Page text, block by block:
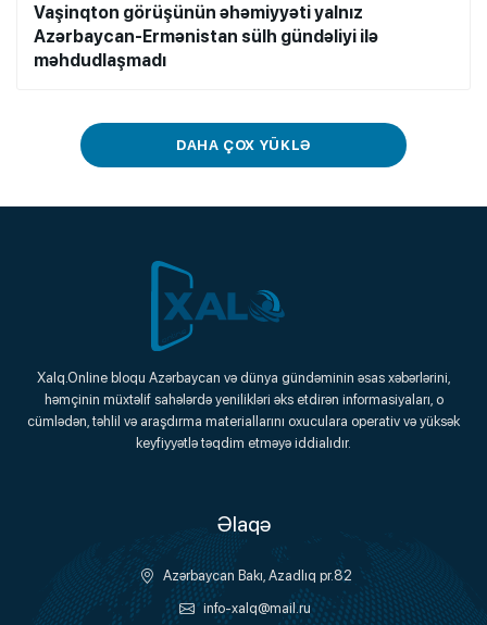
Vaşinqton görüşünün əhəmiyyəti yalnız
Azərbaycan-Ermənistan sülh gündəliyi ilə
məhdudlaşmadı
DAHA ÇOX YÜKLƏ
Xalq.Online
Onlayn Platforma
Xalq.Online bloqu Azərbaycan və dünya gündəminin əsas xəbərlərini,
həmçinin müxtəlif sahələrdə yenilikləri əks etdirən informasiyaları, o
cümlədən, təhlil və araşdırma materiallarını oxuculara operativ və yüksək
keyfiyyətlə təqdim etməyə iddialıdır.
Əlaqə
Azərbaycan Bakı, Azadlıq pr.82
info-xalq@mail.ru